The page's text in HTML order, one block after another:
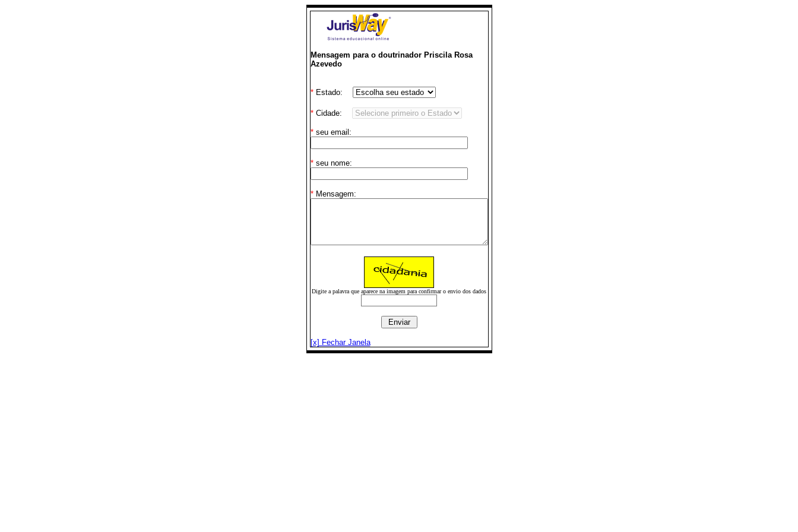
Mensagem para o doutrinador Priscila Rosa
Azevedo
*Estado:
*Cidade:
*seu email:
*seu nome:
*Mensagem:
Digite a palavra que aparece na imagem para confirmar o envio dos dados
[x] Fechar Janela